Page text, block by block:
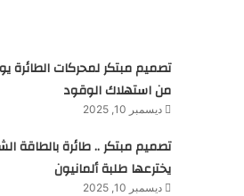
من استهلاك الوقود
ديسمبر 10, 2025
تصميم مبتكر .. طائرة بالطاقة
يخترعها طلبة ألمانيون
ديسمبر 10, 2025